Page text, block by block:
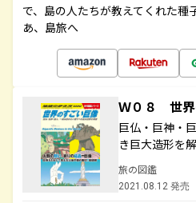
で、島の人たちが教えてくれた種
あ、島旅へ
Ｗ０８ 世
巨仏・巨神・
き巨大造形を
旅の図鑑
2021.08.12 発売